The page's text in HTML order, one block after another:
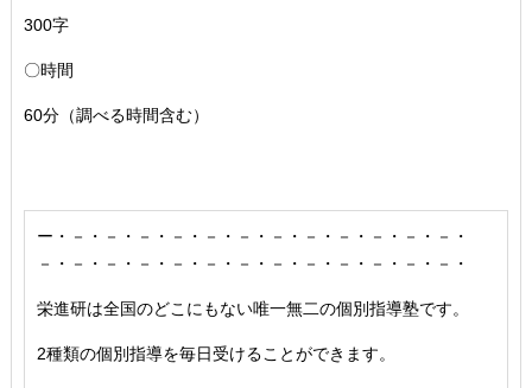
300字
〇時間
60分（調べる時間含む）
ー・－・－・－・－・－・－・－・－・－・－・－・－・
－・－・－・－・－・－・－・－・－・－・－・－・－・
栄進研は全国のどこにもない唯一無二の個別指導塾です。
2種類の個別指導を毎日受けることができます。